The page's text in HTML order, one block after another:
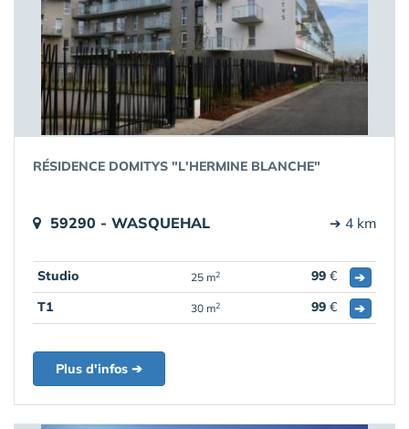
RÉSIDENCE DOMITYS "L'HERMINE BLANCHE"
59290 - WASQUEHAL ➔ 4 km
Studio 25 m2 99 €
➔
T1
30 m2 99 € ➔
Plus d'infos ➔